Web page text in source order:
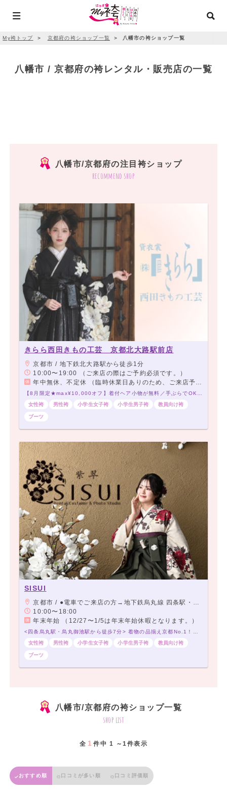
My袴トップ ＞ 京都府の袴ショップ一覧 ＞ 八幡市の袴ショップ一覧
八幡市 / 京都府の袴レンタル・販売店の一覧
八幡市/京都府の注目袴ショップ
recommend shop
きらら西田きもの工芸 京都北大路駅前店
京都市 / 地下鉄北大路駅から徒歩1分
10:00〜19:00 （ご来店の際はご予約必須です。）
年中無休、不定休 （臨時休業日ありのため、ご来店予約をお願いいたします）
【8月限定★max¥10,000オフ】着付ヘア小物が無料／手ぶらでOK／5,000点の品揃え／当日アクセス◎大学すぐの着付会場
女性袴
男性袴 小学生女子袴 小学生男子袴 教員向け袴
ブーツ
SISUI
京都市 / ●電車でご来店の方→地下鉄烏丸線 四条駅・阪急京都線 烏丸駅下車 24番出口より室町通沿いを北へ徒歩7分 地下鉄烏丸線・東西線 烏丸御池駅 下車 6番出口より室町通沿い南へ徒歩5分 ●お車でご来店の方→室町御池交差点を南へ約400m
10:00〜18:00
年末年始 （12/27〜1/5は年末年始休暇となります。）
<四条烏丸駅・烏丸御池駅から徒歩7分> 着物の品揃え京都No.1！必ずお気に入りが見つかる♡
女性袴
男性袴 小学生女子袴 小学生男子袴 教員向け袴
ブーツ
八幡市/京都府の袴ショップ一覧
shop list
全 1 件中 1 ～1件表示
おすすめ順 口コミが多い順 口コミ評価順